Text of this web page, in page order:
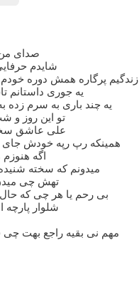
صدای
شایدم
زندگیم پرگاره همش دوره خودم
یه جوری داستانم
یه چند باری به سرم زده
تو این روز و
علی عاشق
همینکه رپ رپه خودش جای
اگه
میدونم که سخته
تهش چی
بی رحم یا هر چی که حال
شلوار
مهم نی بقیه راجع بهت چی